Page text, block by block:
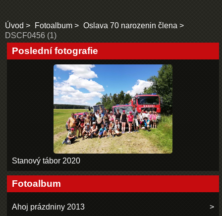
Úvod Fotoalbum
Oslava 70 narozenin člena
DSCF0456 (1)
Poslední fotografie
Stanový tábor 2020
Fotoalbum
Ahoj prázdniny 2013